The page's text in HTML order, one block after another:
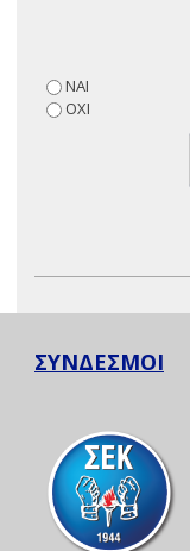
ΝΑΙ
ΟΧΙ
ΣΥΝΔΕΣΜΟΙ